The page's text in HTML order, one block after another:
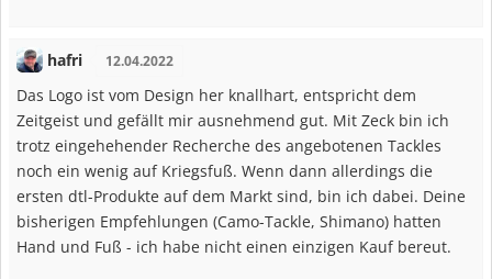
hafri 12.04.2022
Das Logo ist vom Design her knallhart, entspricht dem
Zeitgeist und gefällt mir ausnehmend gut. Mit Zeck bin ich
trotz eingehehender Recherche des angebotenen Tackles
noch ein wenig auf Kriegsfuß. Wenn dann allerdings die
ersten dtl-Produkte auf dem Markt sind, bin ich dabei. Deine
bisherigen Empfehlungen (Camo-Tackle, Shimano) hatten
Hand und Fuß - ich habe nicht einen einzigen Kauf bereut.